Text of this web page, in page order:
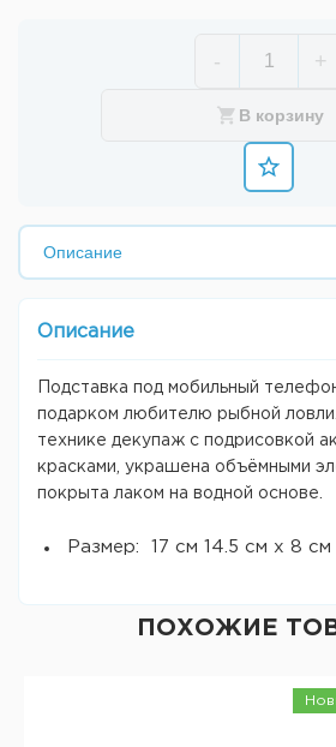
- +
В корзину
Описание
Подставка под мобильный
подарком любителю рыбной
технике декупаж с подрисовкой
красками, украшена объёмными
покрыта лаком на водной основе.
Размер: 17 см 14.5 см х 8 см
ПОХОЖИЕ